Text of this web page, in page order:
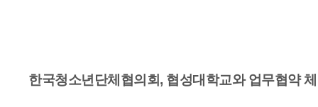
한국청소년단체협의회, 협성대학교와 업무협약